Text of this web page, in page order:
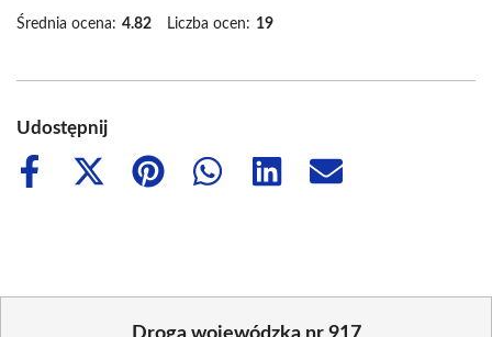
Średnia ocena: 4.82 Liczba ocen: 19
Udostępnij
Share
Share
Share
Share
Share
Share